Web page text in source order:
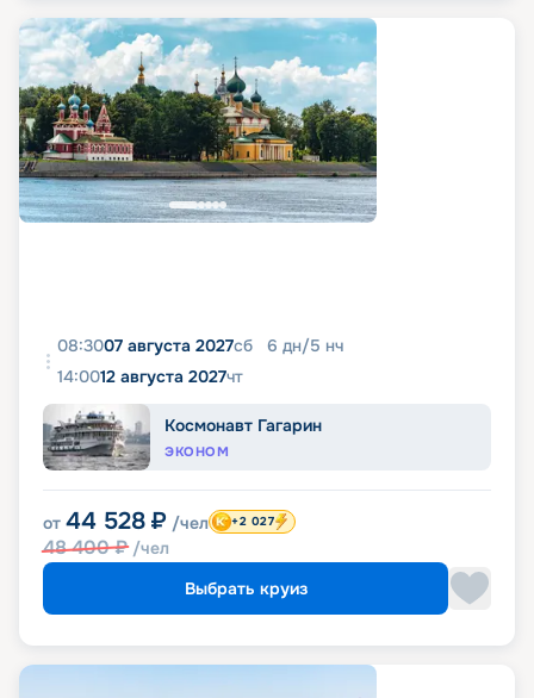
08:3007 августа 2027сб 6 дн/5 нч
14:0012 августа 2027чт
Космонавт Гагарин
ЭКОНОМ
от 44 528 ₽ /чел
48 400₽ /чел
+2 027
Выбрать круиз